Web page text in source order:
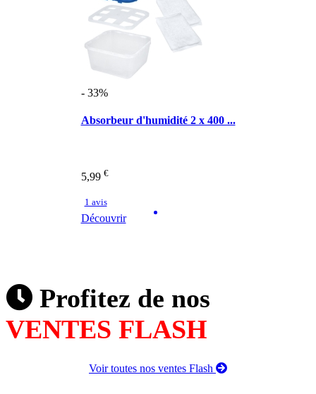
- 33%
Absorbeur d'humidité 2 x 400 ...
5,99 €
1 avis
Découvrir
Profitez de nos
VENTES FLASH
Voir toutes nos ventes Flash